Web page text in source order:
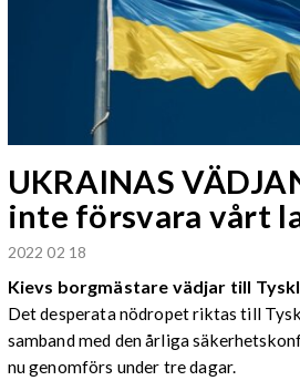
UKRAINAS
inte försvara vårt
2022 02 18
Kievs borgmästare vädjar till
Det desperata nödropet riktas till
samband med den årliga
nu genomförs under tre dagar.